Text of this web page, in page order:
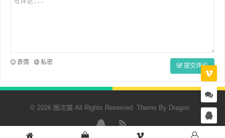
表情 私密 提交评论
© 2026 图次猫 All Rights Reserved. Theme By Dragon